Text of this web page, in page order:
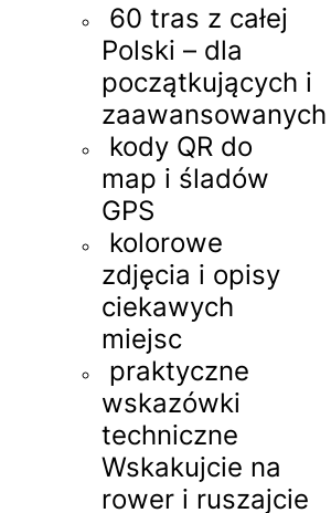
60 tras z całej
Polski – dla
początkujących i
zaawansowanych
kody QR do
map i śladów
GPS
kolorowe
zdjęcia i opisy
ciekawych
miejsc
praktyczne
wskazówki
techniczne
Wskakujcie na
rower i ruszajcie